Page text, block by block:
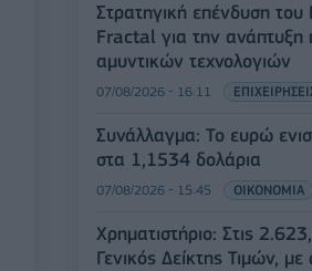
Στρατηγική επένδυση του
Fractal για την ανάπτυξη
αμυντικών τεχνολογιών
07/08/2026 - 16:11
Συνάλλαγμα: Το ευρώ
στα 1,1534 δολάρια
07/08/2026 - 15:45 ΟΙΚΟΝΟΜΙΑ
Χρηματιστήριο: Στις
Γενικός Δείκτης Τιμών,